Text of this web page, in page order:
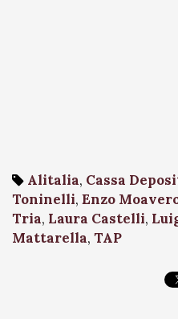
Alitalia, Cassa
Toninelli, Enzo
Tria, Laura Castelli,
Mattarella, TAP